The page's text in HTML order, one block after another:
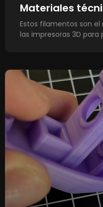
Materiales
Estos filamentos son
las impresoras 3D para